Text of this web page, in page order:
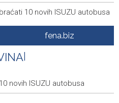
10 novih ISUZU autobusa
je da poštuje Hrvatsku
Dana grada
nikad i niko nije slomio
će domaće ugostitelje i
fena.biz
novih ISUZU autobusa